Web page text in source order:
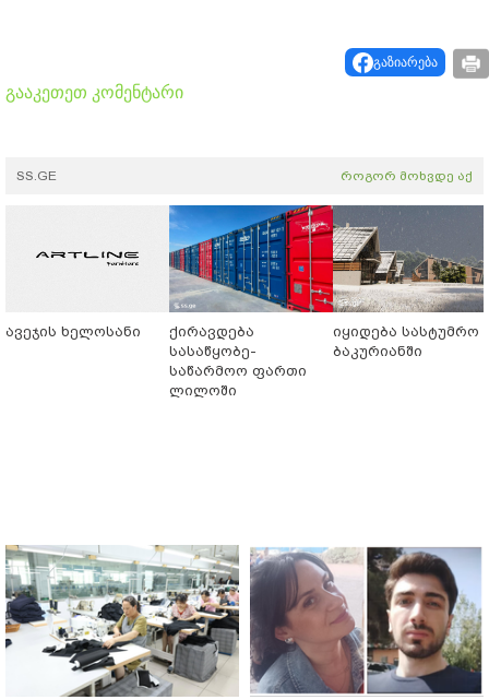
გაზიარება
გააკეთეთ კომენტარი
SS.GE როგორ მოხვდე აქ
ავეჯის ხელოსანი
ქირავდება
სასაწყობე-
საწარმოო ფართი
ლილოში
იყიდება სასტუმრო
ბაკურიანში